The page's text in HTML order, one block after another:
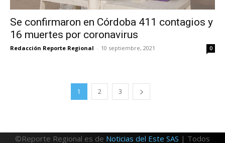
Se confirmaron en Córdoba 411 contagios y
16 muertes por coronavirus
Redacción Reporte Regional - 10 septiembre, 2021 0
1 2 3
©Reporte Regional es de Noticias del Este SAS | Todos